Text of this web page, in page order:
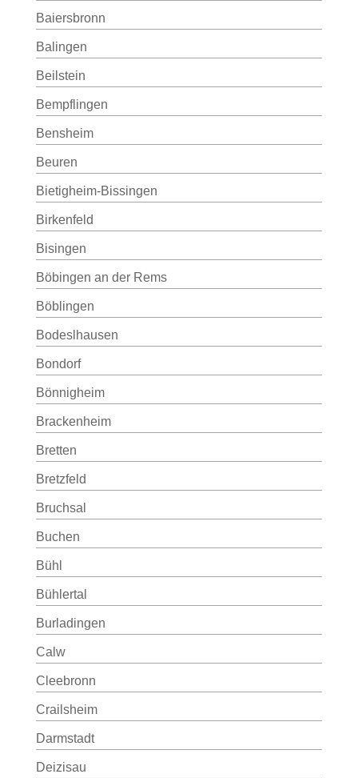
Baiersbronn
Balingen
Beilstein
Bempflingen
Bensheim
Beuren
Bietigheim-Bissingen
Birkenfeld
Bisingen
Böbingen an der Rems
Böblingen
Bodeslhausen
Bondorf
Bönnigheim
Brackenheim
Bretten
Bretzfeld
Bruchsal
Buchen
Bühl
Bühlertal
Burladingen
Calw
Cleebronn
Crailsheim
Darmstadt
Deizisau